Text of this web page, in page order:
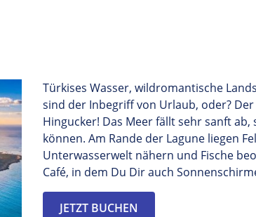
Türkises Wasser, wildromantische
sind der Inbegriff von Urlaub, oder?
Hingucker! Das Meer fällt sehr sanft
können. Am Rande der Lagune liegen
Unterwasserwelt nähern und Fische
Café, in dem Du Dirauch
JETZT BUCHEN